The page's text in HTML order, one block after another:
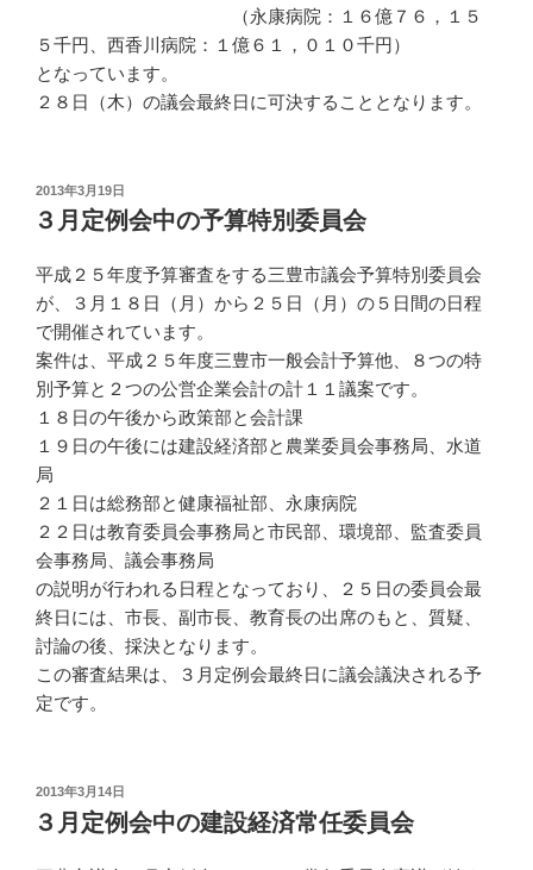
（永康病院：１６億７６，１５
５千円、西香川病院：１億６１，０１０千円）
となっています。
２８日（木）の議会最終日に可決することとなります。
投
稿
日:
2013年3月19日
３月定例会中の予算特別委員会
平成２５年度予算審査をする三豊市議会予算特別委員会
が、３月１８日（月）から２５日（月）の５日間の日程
で開催されています。
案件は、平成２５年度三豊市一般会計予算他、８つの特
別予算と２つの公営企業会計の計１１議案です。
１８日の午後から政策部と会計課
１９日の午後には建設経済部と農業委員会事務局、水道
局
２１日は総務部と健康福祉部、永康病院
２２日は教育委員会事務局と市民部、環境部、監査委員
会事務局、議会事務局
の説明が行われる日程となっており、２５日の委員会最
終日には、市長、副市長、教育長の出席のもと、質疑、
討論の後、採決となります。
この審査結果は、３月定例会最終日に議会議決される予
定です。
投
稿
日:
2013年3月14日
３月定例会中の建設経済常任委員会